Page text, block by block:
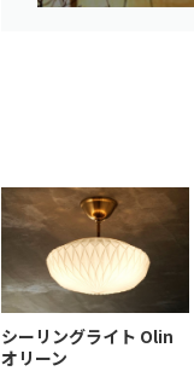
シーリングライト Olin
オリーン